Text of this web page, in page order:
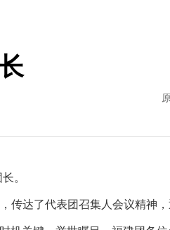
。
达了代表团召集人会议精神，